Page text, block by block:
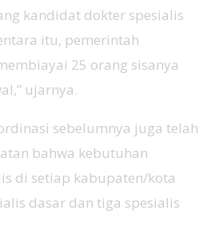
kandidat dokter spesialis
itu, pemerintah
25 orang sisanya
ujarnya.
sebelumnya juga telah
bahwa kebutuhan
di setiap kabupaten/kota
dasar dan tiga spesialis